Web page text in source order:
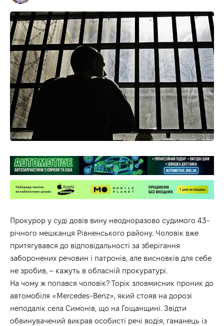
Прокурор у суді довів вину неодноразово судимого 43-
річного мешканця Рівненського району. Чоловік вже
притягувався до відповідальності за зберігання
заборонених речовин і патронів, але висновків для себе
не зробив, – кажуть в обласній прокуратурі.
На чому ж попався чоловік? Торік зловмисник проник до
автомобіля «Mercedes-Benz», який стояв на дорозі
неподалік села Симонів, що на Гощанщині. Звідти
обвинувачений викрав особисті речі водія, гаманець із